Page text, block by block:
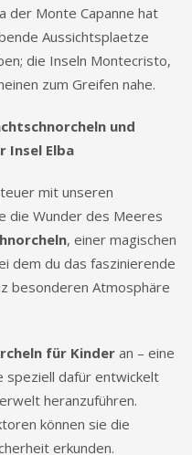
der Monte Capanne hat
Aussichtsplaetze
die Inseln Montecristo,
zum Greifen nahe.
und
Insel Elba
mit unseren
die Wunder des Meeres
, einer magischen
dem du das faszinierende
besonderen Atmosphäre
für Kinderan – eine
speziell dafür entwickelt
heranzuführen.
können sie die
erkunden.